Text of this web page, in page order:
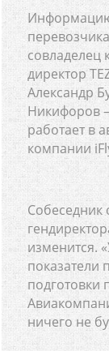
совладелец
директор
Александр
Никифоров
работает в
компании
Собеседник
изменится.
показатели
подготовки
ничего не